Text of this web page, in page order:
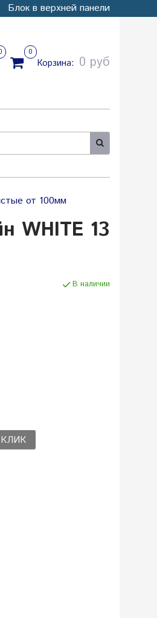
Блок в верхней панели
0
Корзина: 0 руб
от 100мм
WHITE 13
В наличии